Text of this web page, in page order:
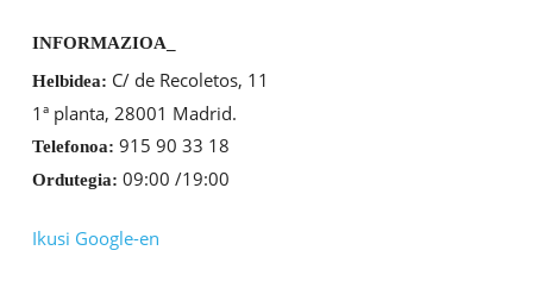
INFORMAZIOA_
Helbidea: C/ de Recoletos, 11
1ª planta, 28001 Madrid.
Telefonoa: 915 90 33 18
Ordutegia: 09:00 /19:00
Ikusi Google-en